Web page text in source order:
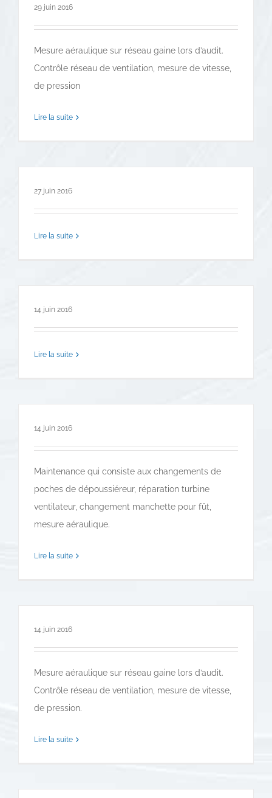
29 juin 2016
Mesure aéraulique sur réseau gaine lors d’audit.
Contrôle réseau de ventilation, mesure de vitesse,
de pression
Lire la suite
27 juin 2016
Lire la suite
14 juin 2016
Lire la suite
14 juin 2016
Maintenance qui consiste aux changements de
poches de dépoussiéreur, réparation turbine
ventilateur, changement manchette pour fût,
mesure aéraulique.
Lire la suite
14 juin 2016
Mesure aéraulique sur réseau gaine lors d’audit.
Contrôle réseau de ventilation, mesure de vitesse,
de pression.
Lire la suite